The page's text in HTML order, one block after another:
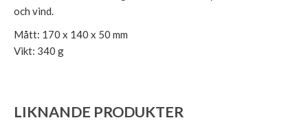
och vind.
Mått: 170 x 140 x 50 mm
Vikt: 340 g
LIKNANDE PRODUKTER